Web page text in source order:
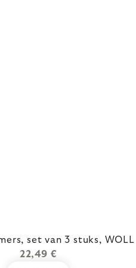
set van 3 stuks, WOLL
22,49 €